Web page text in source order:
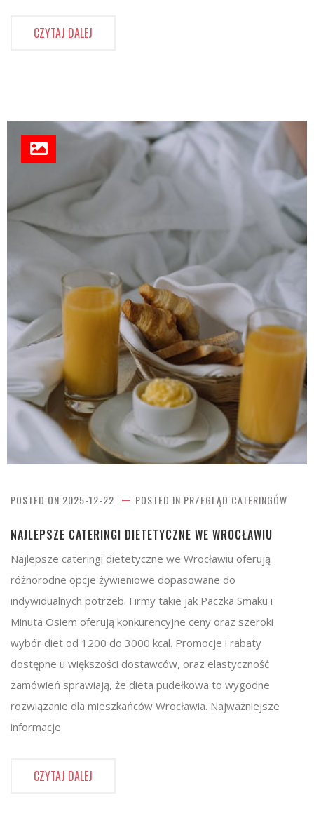
CZYTAJ DALEJ
POSTED ON 2025-12-22 POSTED IN PRZEGLĄD CATERINGÓW
NAJLEPSZE CATERINGI DIETETYCZNE WE WROCŁAWIU
Najlepsze cateringi dietetyczne we Wrocławiu oferują
różnorodne opcje żywieniowe dopasowane do
indywidualnych potrzeb. Firmy takie jak Paczka Smaku i
Minuta Osiem oferują konkurencyjne ceny oraz szeroki
wybór diet od 1200 do 3000 kcal. Promocje i rabaty
dostępne u większości dostawców, oraz elastyczność
zamówień sprawiają, że dieta pudełkowa to wygodne
rozwiązanie dla mieszkańców Wrocławia. Najważniejsze
informacje
CZYTAJ DALEJ